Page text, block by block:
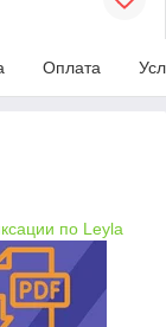
Оплата
по Leyla